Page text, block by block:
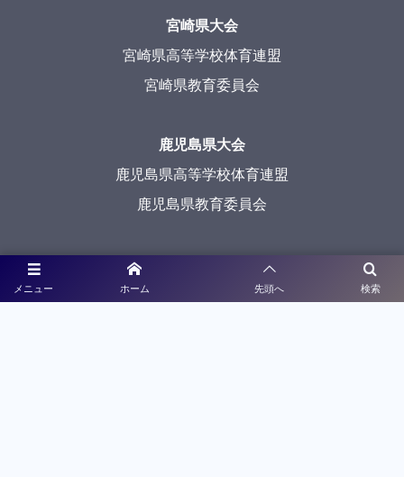
メニュー 検索
ホーム 先頭へ
宮崎県大会
宮崎県高等学校体育連盟
宮崎県教育委員会
鹿児島県大会
鹿児島県高等学校体育連盟
鹿児島県教育委員会
沖縄県高等学校体育連盟